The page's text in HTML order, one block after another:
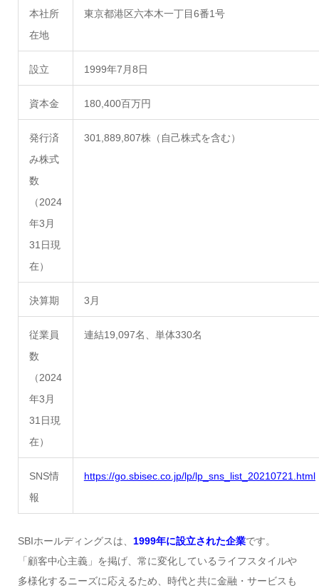
本社所
在地
東京都港区六本木一丁目6番1号
設立 1999年7月8日
資本金 180,400百万円
発行済
み株式
数
（2024
年3月
31日現
在）
301,889,807株（自己株式を含む）
決算期 3月
従業員
数
（2024
年3月
31日現
在）
連結19,097名、単体330名
SNS情
報
https://go.sbisec.co.jp/lp/lp_sns_list_20210721.html
SBIホールディングスは、 1999年に設立された企業です。
「顧客中心主義」を掲げ、常に変化しているライフスタイルや
多様化するニーズに応えるため、時代と共に金融・サービスも